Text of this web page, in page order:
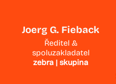
Joerg G. Fieback
Ředitel &
spoluzakladatel
zebra | skupina